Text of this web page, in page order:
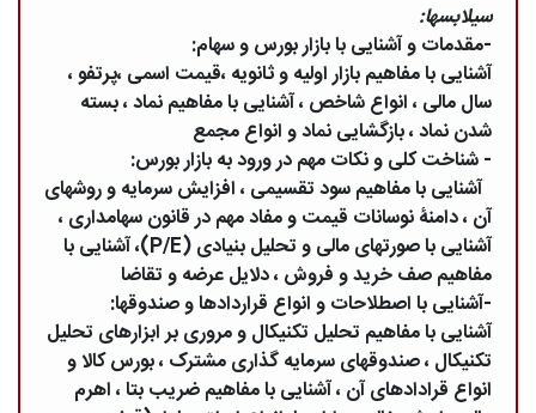
سیلابسها:
-مقدمات و آشنایی با بازار بورس و سهام:
آشنایی با مفاهیم بازار اولیه و ثانویه ،قیمت اسمی ،پرتفو ،
سال مالی ، انواع شاخص ، آشنایی با مفاهیم نماد ، بسته
شدن نماد ، بازگشایی نماد و انواع مجمع
- شناخت کلی و نکات مهم در ورود به بازار بورس:
آشنایی با مفاهیم سود تقسیمی ، افزایش سرمایه و روشهای
آن ، دامنۀ نوسانات قیمت و مفاد مهم در قانون سهامداری ،
آشنایی با صورتهای مالی و تحلیل بنیادی (P/E)، آشنایی با
مفاهیم صف خرید و فروش ، دلایل عرضه و تقاضا
-آشنایی با اصطلاحات و انواع قراردادها و صندوقها:
آشنایی با مفاهیم تحلیل تکنیکال و مروری بر ابزارهای تحلیل
تکنیکال ، صندوقهای سرمایه گذاری مشترک ، بورس کالا و
انواع قرادادهای آن ، آشنایی با مفاهیم ضریب بتا ، اهرم